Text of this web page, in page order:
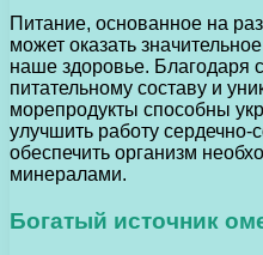
Питание, основанное на
может оказать
наше здоровье. Благодаря
питательному составу и
морепродукты способны
улучшить работу сердечно-
обеспечить организм
минералами.
Богатый источник